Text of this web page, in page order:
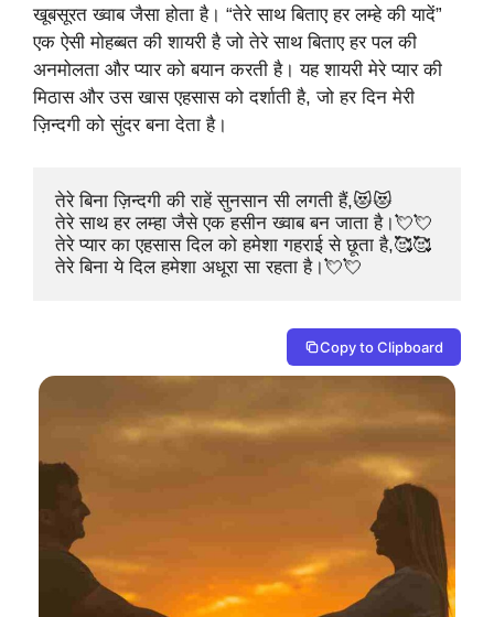
खूबसूरत ख्वाब जैसा होता है। “तेरे साथ बिताए हर लम्हे की यादें”
एक ऐसी मोहब्बत की शायरी है जो तेरे साथ बिताए हर पल की
अनमोलता और प्यार को बयान करती है। यह शायरी मेरे प्यार की
मिठास और उस खास एहसास को दर्शाती है, जो हर दिन मेरी
ज़िन्दगी को सुंदर बना देता है।
तेरे बिना ज़िन्दगी की राहें सुनसान सी लगती हैं,😻😻
तेरे साथ हर लम्हा जैसे एक हसीन ख्वाब बन जाता है।💘💘
तेरे प्यार का एहसास दिल को हमेशा गहराई से छूता है,🥰🥰
तेरे बिना ये दिल हमेशा अधूरा सा रहता है।💘💘
Copy to Clipboard